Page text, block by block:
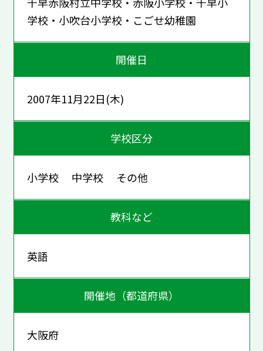
学校・小吹台小学校・こごせ幼稚園
開催日
2007年11月22日(木)
学校区分
小学校 中学校 その他
教科など
英語
開催地（都道府県）
大阪府